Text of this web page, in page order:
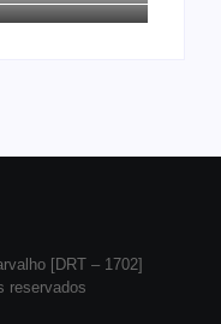
[DRT – 1702]
reservados